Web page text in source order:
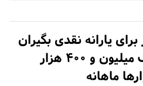
یارانه نقدی بگیران
| واریز یارانه نقدی یک میلیون و ۴۰۰ هزار
ماهانه